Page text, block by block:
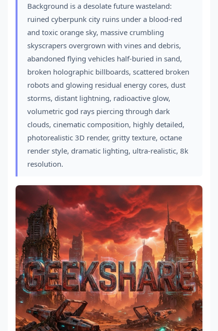
Background is a desolate future wasteland:
ruined cyberpunk city ruins under a blood-red
and toxic orange sky, massive crumbling
skyscrapers overgrown with vines and debris,
abandoned flying vehicles half-buried in sand,
broken holographic billboards, scattered broken
robots and glowing residual energy cores, dust
storms, distant lightning, radioactive glow,
volumetric god rays piercing through dark
clouds, cinematic composition, highly detailed,
photorealistic 3D render, gritty texture, octane
render style, dramatic lighting, ultra-realistic, 8k
resolution.